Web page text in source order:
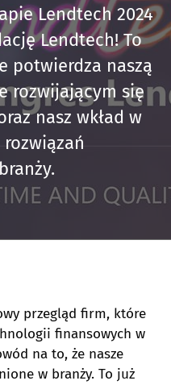
Lendtech 2024
Lendtech! To
potwierdza naszą
rozwijającym się
nasz wkład w
przegląd firm, które
finansowych w
na to, że nasze
w branży. To już